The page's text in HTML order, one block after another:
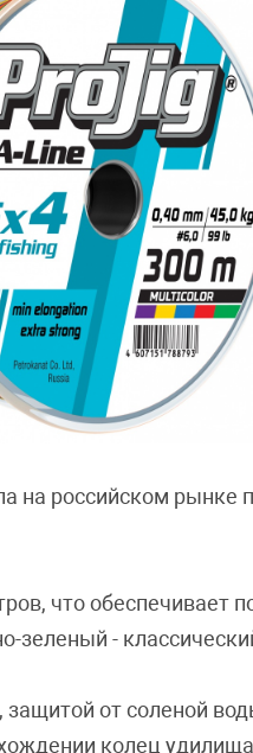
на российском рынке
что обеспечивает
зеленый -
от соленой
колец